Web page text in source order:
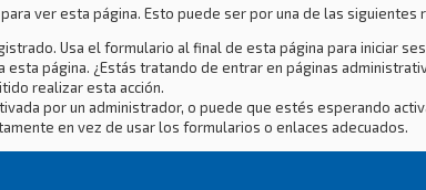
ver esta página. Esto puede ser por una de las siguientes
Usa el formulario al final de esta página para iniciar
esta página. ¿Estás tratando de entrar en páginas
realizar esta acción.
por un administrador, o puede que estés esperando
en vez de usar los formularios o enlaces adecuados.